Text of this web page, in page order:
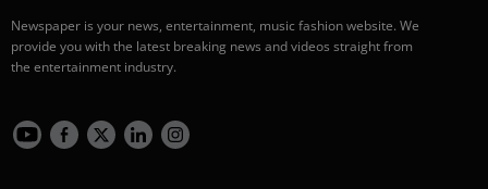
Newspaper is your news, entertainment, music fashion website. We
provide you with the latest breaking news and videos straight from
the entertainment industry.